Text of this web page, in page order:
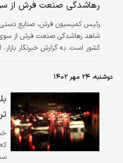
رهاشدگی صنعت فرش از
رئیس کمیسیون فرش، صنایع دستی و
شاهد رهاشدگی صنعت فرش از
کشور است. به گزارش خبرنگار
مطالبه‌‌‌گری را وظیفه اصلی
دوشنبه، ۲۴ مهر ۱۴۰۲